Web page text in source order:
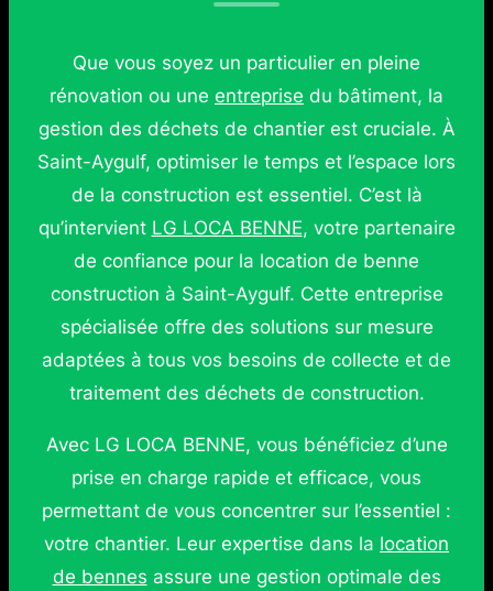
Que vous soyez un particulier en pleine
rénovation ou une entreprise du bâtiment, la
gestion des déchets de chantier est cruciale. À
Saint-Aygulf, optimiser le temps et l’espace lors
de la construction est essentiel. C’est là
qu’intervient LG LOCA BENNE, votre partenaire
de confiance pour la location de benne
construction à Saint-Aygulf. Cette entreprise
spécialisée offre des solutions sur mesure
adaptées à tous vos besoins de collecte et de
traitement des déchets de construction.
Avec LG LOCA BENNE, vous bénéficiez d’une
prise en charge rapide et efficace, vous
permettant de vous concentrer sur l’essentiel :
votre chantier. Leur expertise dans la location
de bennes assure une gestion optimale des